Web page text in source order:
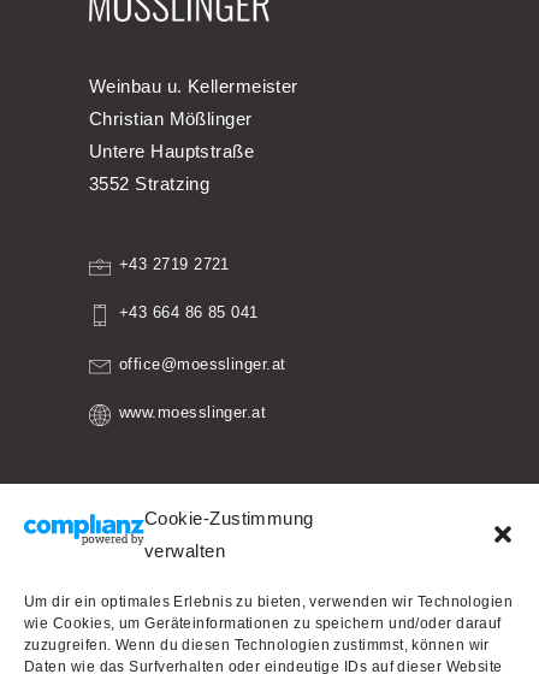
Cookie-Zustimmung
verwalten
Um dir ein optimales Erlebnis zu bieten, verwenden wir Technologien
wie Cookies, um Geräteinformationen zu speichern und/oder darauf
zuzugreifen. Wenn du diesen Technologien zustimmst, können wir
Daten wie das Surfverhalten oder eindeutige IDs auf dieser Website
Weinbau u. Kellermeister
Christian Mößlinger
Untere Hauptstraße
3552 Stratzing
+43 2719 2721
+43 664 86 85 041
office@moesslinger.at
www.moesslinger.at
Impressum
Falstaff.at
A La Carte.at